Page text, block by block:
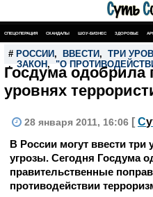
СПЕЦОПЕРАЦИЯ СКАНДАЛЫ ШОУ-БИЗНЕС ЗДОРОВЬЕ
# РОССИИ , ВВЕСТИ , ТРИ
, ЗАКОН, "О
Госдума одобрила
уровнях
28 января 2011, 16:06 [ С
В России могут ввести три
угрозы. Сегодня Госдума
правительственные
противодействии